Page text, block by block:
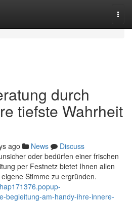
durch
tiefste Wahrheit
ago News
Discuss
oder bedürfen einer frischen
per Festnetz bietet Ihnen allen
Stimme zu ergründen.
begleitung-am-handy-ihre-innere-